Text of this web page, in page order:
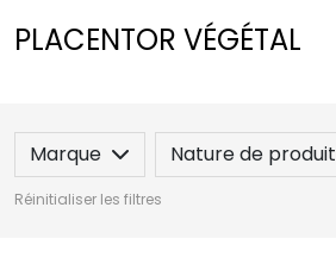
PLACENTOR VÉGÉTAL
Marque Nature de produit
Réinitialiser les filtres